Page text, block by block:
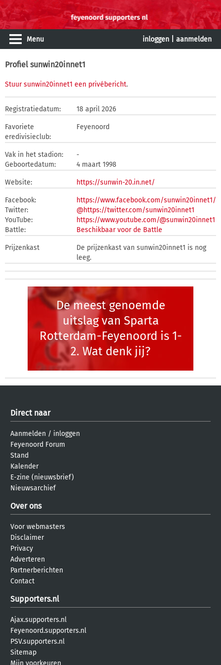
Menu inloggen aanmelden
Profiel sunwin20innet1
Stuur sunwin20innet1 een privébericht.
Registratiedatum: 18 april 2026
Favoriete
eredivisieclub:
Feyenoord
Vak in het stadion:
-
Geboortedatum:
4 maart 1998
Website: https://sunwin-20.in.net/
Facebook:
https://www.facebook.com/sunwin20innet1/
Twitter:
@https://twitter.com/sunwin20innet1
YouTube:
https://www.youtube.com/@sunwin20innet1
Battle:
Beschikbaar voor de Battle
Prijzenkast
De prijzenkast van sunwin20innet1 is nog
leeg.
De meest genoemde
uitslag van Sparta
Rotterdam-Feyenoord is 1-
2. Wat denk jij?
Direct naar
Aanmelden / inloggen
Feyenoord Forum
Stand
Kalender
E-zine (nieuwsbrief)
Nieuwsarchief
Over ons
Voor webmasters
Disclaimer
Privacy
Adverteren
Partnerberichten
Contact
Supporters.nl
Ajax.supporters.nl
Feyenoord.supporters.nl
PSV.supporters.nl
Sitemap
Mijn voorkeuren